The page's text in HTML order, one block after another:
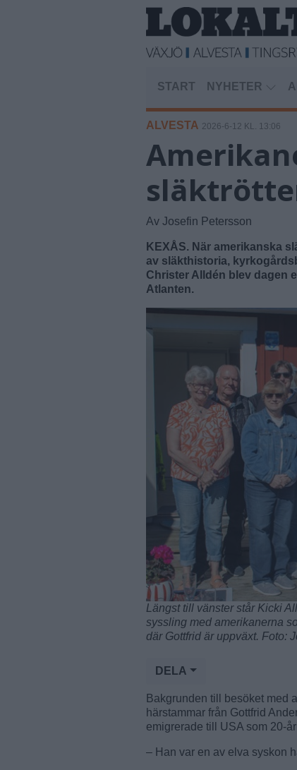
START NYHETER
ALVESTA 2026-6-12 KL. 13:06
Av Josefin Petersson
KEXÅS. När amerikanska
av släkthistoria,
Christer Alldén blev dagen
Atlanten.
Längst till vänster står Kicki
syssling med amerikanerna
där Gottfrid är uppväxt. Foto:
DELA
Bakgrunden till besöket med
härstammar från Gottfrid
emigrerade till USA som 20-
– Han var en av elva syskon